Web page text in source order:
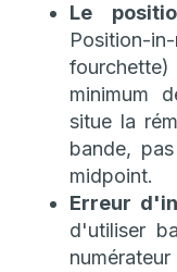
Le
Position-
minimum
situe la
bande,
midpoint.
Erreur
d'utiliser